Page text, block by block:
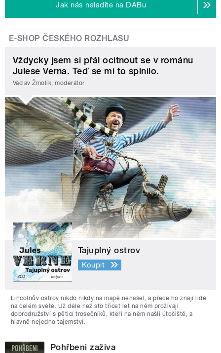
Jak nás naladíte na DABu
E-SHOP ČESKÉHO ROZHLASU
Vždycky jsem si přál ocitnout se v románu
Julese Verna. Teď se mi to splnilo.
Václav Žmolík, moderátor
Tajuplný ostrov
Koupit
Lincolnův ostrov nikdo nikdy na mapě nenašel, a přece ho znají lidé
na celém světě. Už déle než sto třicet let na něm prožívají
dobrodružství s pěticí trosečníků, kteří na něm našli útočiště, a
hlavně nejedno tajemství.
Pohřbeni zaživa